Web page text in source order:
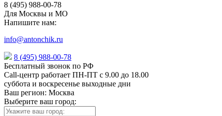
8 (495) 988-00-78
Для Москвы и МО
Напишите нам:
info@antonchik.ru
8 (495) 988-00-78
Бесплатный звонок по РФ
Call-центр работает ПН-ПТ с 9.00 до 18.00
суббота и воскресенье выходные дни
Ваш регион: Москва
Выберите ваш город: